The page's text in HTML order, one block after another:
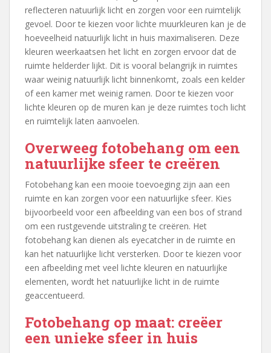
reflecteren natuurlijk licht en zorgen voor een ruimtelijk
gevoel. Door te kiezen voor lichte muurkleuren kan je de
hoeveelheid natuurlijk licht in huis maximaliseren. Deze
kleuren weerkaatsen het licht en zorgen ervoor dat de
ruimte helderder lijkt. Dit is vooral belangrijk in ruimtes
waar weinig natuurlijk licht binnenkomt, zoals een kelder
of een kamer met weinig ramen. Door te kiezen voor
lichte kleuren op de muren kan je deze ruimtes toch licht
en ruimtelijk laten aanvoelen.
Overweeg fotobehang om een
natuurlijke sfeer te creëren
Fotobehang kan een mooie toevoeging zijn aan een
ruimte en kan zorgen voor een natuurlijke sfeer. Kies
bijvoorbeeld voor een afbeelding van een bos of strand
om een rustgevende uitstraling te creëren. Het
fotobehang kan dienen als eyecatcher in de ruimte en
kan het natuurlijke licht versterken. Door te kiezen voor
een afbeelding met veel lichte kleuren en natuurlijke
elementen, wordt het natuurlijke licht in de ruimte
geaccentueerd.
Fotobehang op maat: creëer
een unieke sfeer in huis